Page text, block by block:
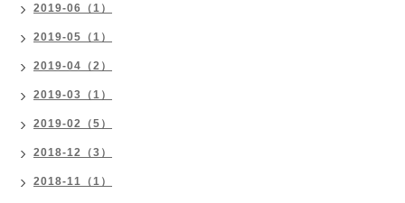
2019-06（1）
2019-05（1）
2019-04（2）
2019-03（1）
2019-02（5）
2018-12（3）
2018-11（1）